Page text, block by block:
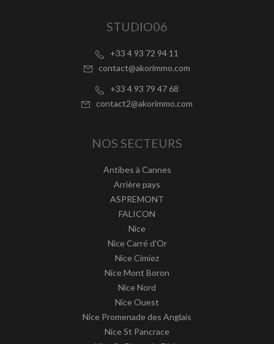
STUDIO06
+33 4 93 72 94 11
contact@akorimmo.com
+33 4 93 79 47 68
contact2@akorimmo.com
NOS SECTEURS
Antibes à Cannes
Arrière pays
ASPREMONT
FALICON
Nice
Nice Carré d'Or
Nice Cimiez
Nice Mont Boron
Nice Nord
Nice Ouest
Nice Promenade des Anglais
Nice St Pancrace